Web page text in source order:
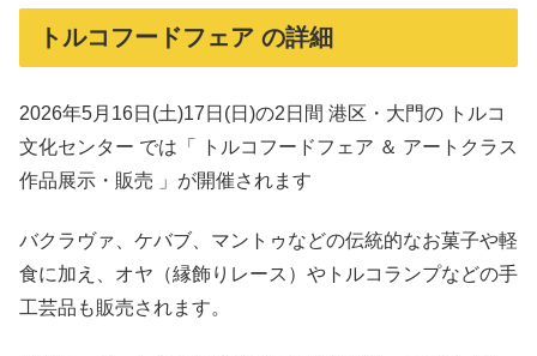
トルコフードフェア の詳細
2026年5月16日(土)17日(日)の2日間 港区・大門の トルコ
文化センター では「 トルコフードフェア ＆ アートクラス
作品展示・販売 」が開催されます
バクラヴァ、ケバブ、マントゥなどの伝統的なお菓子や軽
食に加え、オヤ（縁飾りレース）やトルコランプなどの手
工芸品も販売されます。